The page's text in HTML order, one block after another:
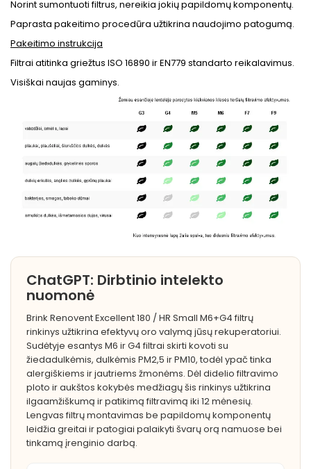
Norint sumontuoti filtrus, nereikia jokių papildomų komponentų.
Paprasta pakeitimo procedūra užtikrina naudojimo patogumą.
Pakeitimo instrukcija
Filtrai atitinka griežtus ISO 16890 ir EN779 standarto reikalavimus.
Visiškai naujas gaminys.
ChatGPT: Dirbtinio intelekto
nuomonė
Brink Renovent Excellent 180 / HR Small M6+G4 filtrų
rinkinys užtikrina efektyvų oro valymą jūsų rekuperatoriui.
Sudėtyje esantys M6 ir G4 filtrai skirti kovoti su
žiedadulkėmis, dulkėmis PM2,5 ir PM10, todėl ypač tinka
alergiškiems ir jautriems žmonėms. Dėl didelio filtravimo
ploto ir aukštos kokybės medžiagų šis rinkinys užtikrina
ilgaamžiškumą ir patikimą filtravimą iki 12 mėnesių.
Lengvas filtrų montavimas be papildomų komponentų
leidžia greitai ir patogiai palaikyti švarų orą namuose bei
tinkamą įrenginio darbą.